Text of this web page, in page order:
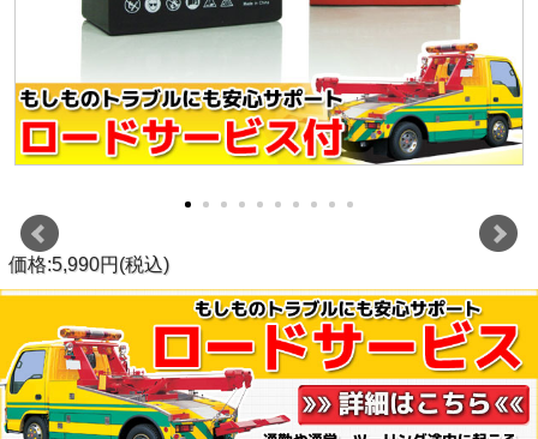
価格:5,990円(税込)